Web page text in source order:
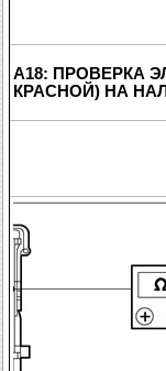
A18: ПРОВЕРКА
КРАСНОЙ) НА